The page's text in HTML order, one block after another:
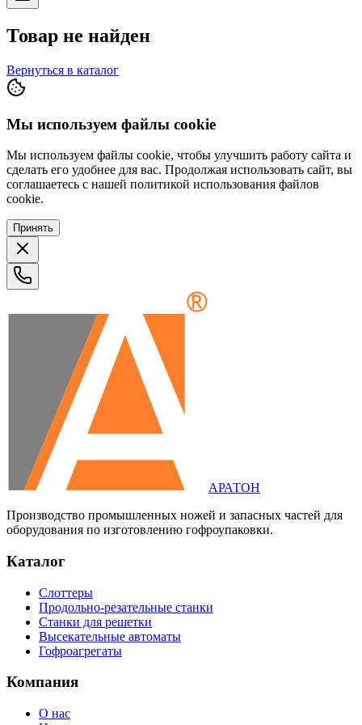
Товар не найден
Вернуться в каталог
Мы используем файлы cookie
Мы используем файлы cookie, чтобы улучшить работу сайта и
сделать его удобнее для вас. Продолжая использовать сайт, вы
соглашаетесь с нашей политикой использования файлов
cookie.
Принять
АРАТОН
Производство промышленных ножей и запасных частей для
оборудования по изготовлению гофроупаковки.
Каталог
Слоттеры
Продольно-резательные станки
Станки для решетки
Высекательные автоматы
Гофроагрегаты
Компания
О нас